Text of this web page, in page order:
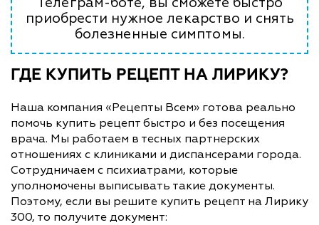
приобрести нужное лекарство и снять
болезненные симптомы.
ГДЕ КУПИТЬ РЕЦЕПТ НА ЛИРИКУ?
Наша компания «Рецепты Всем» готова реально
помочь купить рецепт быстро и без посещения
врача. Мы работаем в тесных партнерских
отношениях с клиниками и диспансерами города.
Сотрудничаем с психиатрами, которые
уполномочены выписывать такие документы.
Поэтому, если вы решите купить рецепт на Лирику
300, то получите документ: